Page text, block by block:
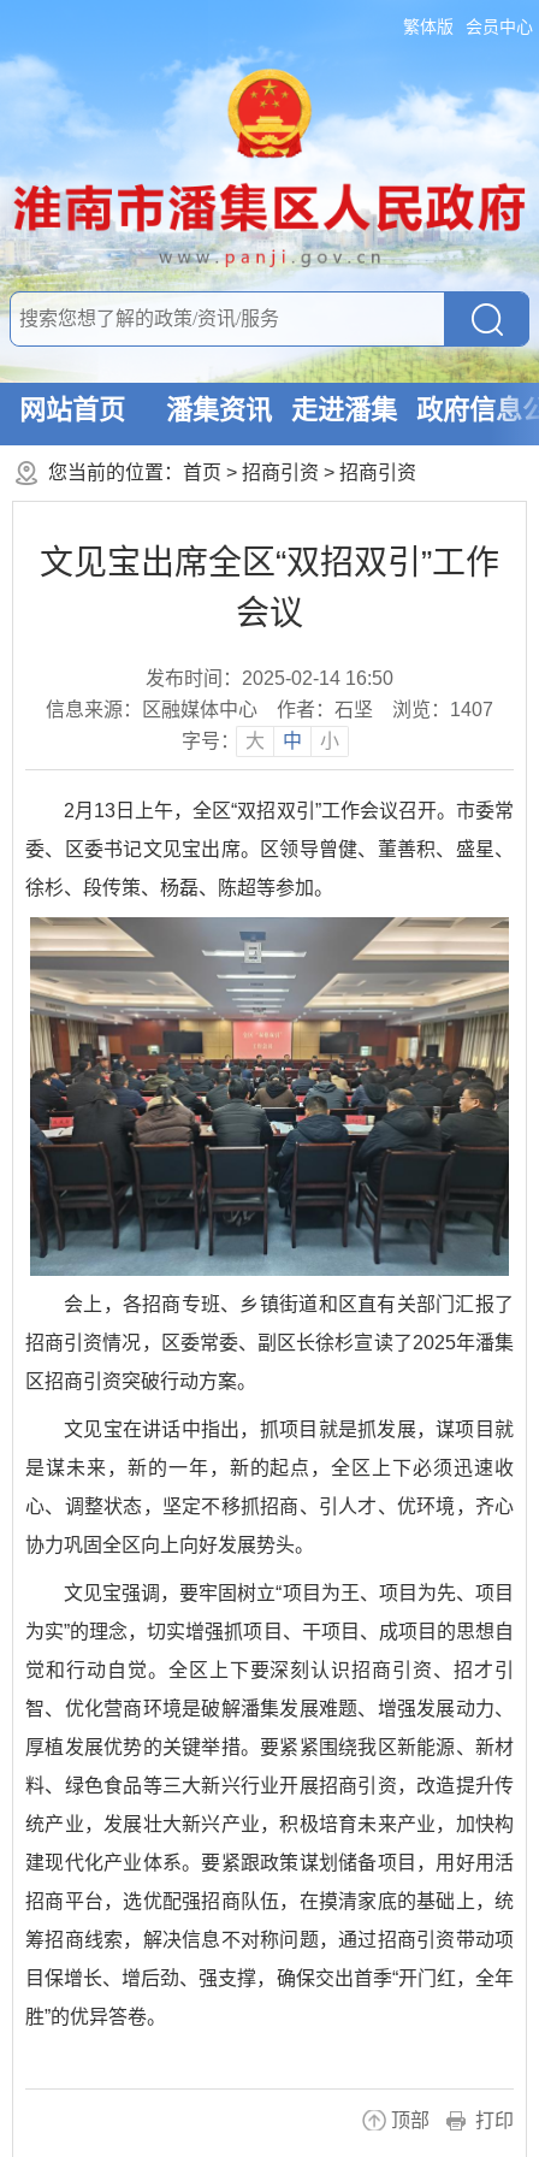
繁体版 会员中心
网站首页 潘集资讯 走进潘集 政府信息
您当前的位置： 首页 > 招商引资 > 招商引资
文见宝出席全区“双招双引”工作
会议
发布时间：2025-02-14 16:50
信息来源：区融媒体中心
作者：石坚 浏览： 1407
字号：
大 中 小
2月13日上午，全区“双招双引”工作会议召开。市委常
委、区委书记文见宝出席。区领导曾健、董善积、盛星、
徐杉、段传策、杨磊、陈超等参加。
会上，各招商专班、乡镇街道和区直有关部门汇报了
招商引资情况，区委常委、副区长徐杉宣读了2025年潘集
区招商引资突破行动方案。
文见宝在讲话中指出，抓项目就是抓发展，谋项目就
是谋未来，新的一年，新的起点，全区上下必须迅速收
心、调整状态，坚定不移抓招商、引人才、优环境，齐心
协力巩固全区向上向好发展势头。
文见宝强调，要牢固树立“项目为王、项目为先、项目
为实”的理念，切实增强抓项目、干项目、成项目的思想自
觉和行动自觉。全区上下要深刻认识招商引资、招才引
智、优化营商环境是破解潘集发展难题、增强发展动力、
厚植发展优势的关键举措。要紧紧围绕我区新能源、新材
料、绿色食品等三大新兴行业开展招商引资，改造提升传
统产业，发展壮大新兴产业，积极培育未来产业，加快构
建现代化产业体系。要紧跟政策谋划储备项目，用好用活
招商平台，选优配强招商队伍，在摸清家底的基础上，统
筹招商线索，解决信息不对称问题，通过招商引资带动项
目保增长、增后劲、强支撑，确保交出首季“开门红，全年
胜”的优异答卷。
顶部 打印